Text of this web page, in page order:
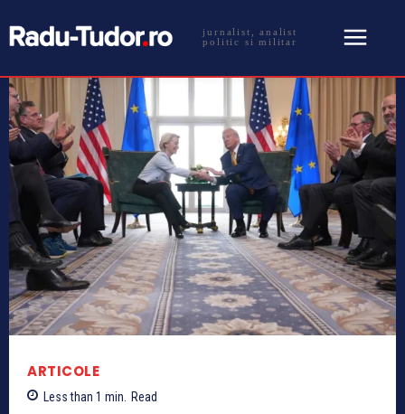
jurnalist, analist
politic si militar
ARTICOLE
Less than 1 min. Read